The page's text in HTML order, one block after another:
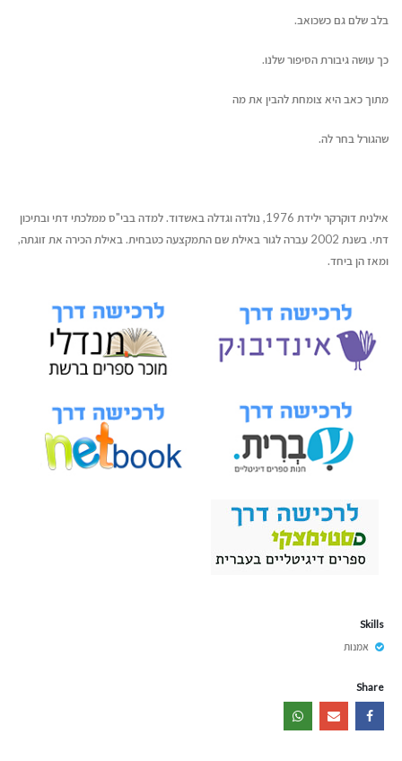
בלב שלם גם כשכואב.
כך עושה גיבורת הסיפור שלנו.
מתוך כאב היא צומחת להבין את מה
שהגורל בחר לה.
אילנית דוקרקר ילידת 1976, נולדה וגדלה באשדוד. למדה בבי"ס ממלכתי דתי ובתיכון
דתי. בשנת 2002 עברה לגור באילת שם התמקצעה כטבחית. באילת הכירה את זוגתה,
ומאז הן ביחד.
Skills
אמנות
Share